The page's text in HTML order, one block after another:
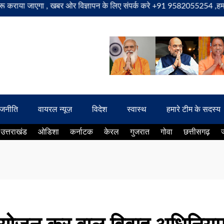
, खबर ओर विज्ञापन के लिए संपर्क करे +91 9582055254 ,हमारे
वायरल न्यूज़ विदेश स्वास्थ हमारे टीम के सदस्य
उत्तराखंड ओडिशा कर्नाटक केरल गुजरात गोवा छत्तीसगढ़